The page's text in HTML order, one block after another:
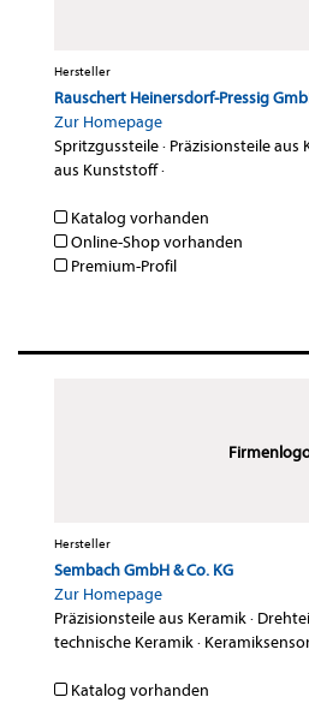
Hersteller
Rauschert Heinersdorf-Pressig
Zur Homepage
Spritzgussteile· Präzisionsteile aus
aus Kunststoff·
Katalog vorhanden
Online-Shop vorhanden
Premium-Profil
Hersteller
Sembach GmbH & Co. KG
Zur Homepage
Präzisionsteile aus Keramik·
technische Keramik·
Katalog vorhanden